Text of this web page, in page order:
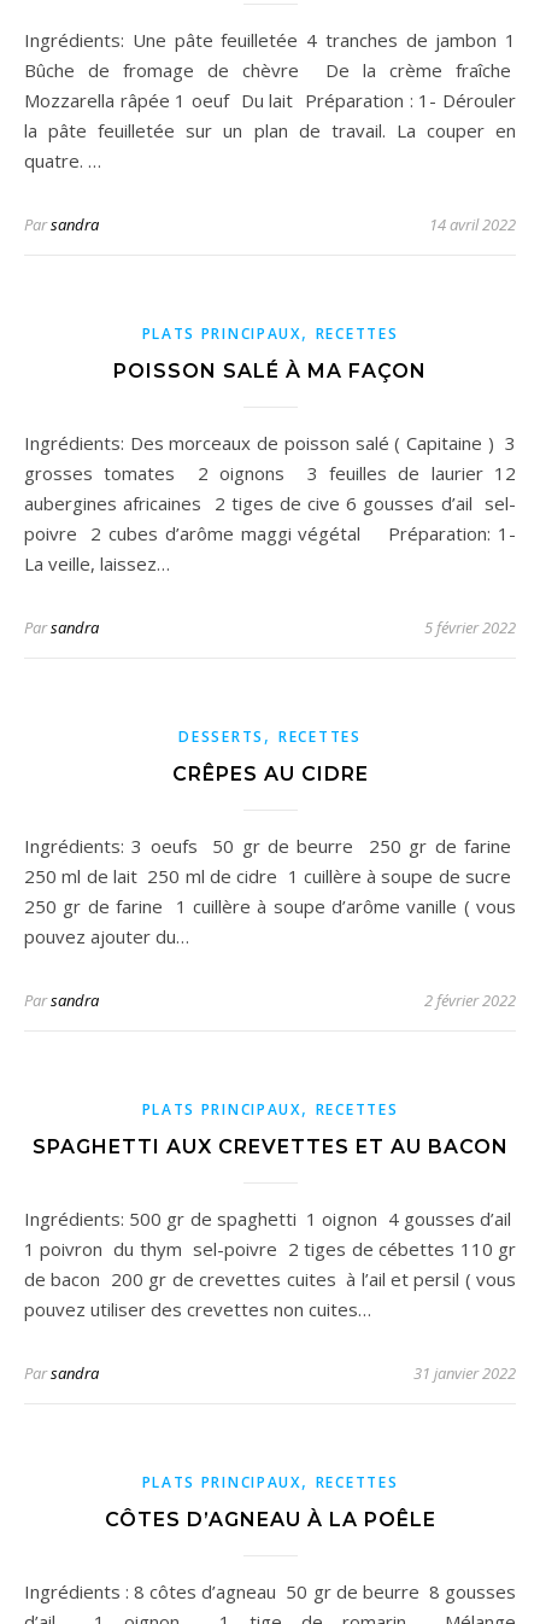
Ingrédients: Une pâte feuilletée 4 tranches de jambon 1
Bûche de fromage de chèvre De la crème fraîche
Mozzarella râpée 1 oeuf Du lait Préparation : 1- Dérouler
la pâte feuilletée sur un plan de travail. La couper en
quatre. …
Parsandra 14 avril 2022
PLATS PRINCIPAUX, RECETTES
POISSON SALÉ À MA FAÇON
Ingrédients: Des morceaux de poisson salé ( Capitaine ) 3
grosses tomates 2 oignons 3 feuilles de laurier 12
aubergines africaines 2 tiges de cive 6 gousses d’ail sel-
poivre 2 cubes d’arôme maggi végétal Préparation: 1-
La veille, laissez…
Parsandra 5 février 2022
DESSERTS , RECETTES
CRÊPES AU CIDRE
Ingrédients: 3 oeufs 50 gr de beurre 250 gr de farine
250 ml de lait 250 ml de cidre 1 cuillère à soupe de sucre
250 gr de farine 1 cuillère à soupe d’arôme vanille ( vous
pouvez ajouter du…
Parsandra 2 février 2022
PLATS PRINCIPAUX, RECETTES
SPAGHETTI AUX CREVETTES ET AU BACON
Ingrédients: 500 gr de spaghetti 1 oignon 4 gousses d’ail
1 poivron du thym sel-poivre 2 tiges de cébettes 110 gr
de bacon 200 gr de crevettes cuites à l’ail et persil ( vous
pouvez utiliser des crevettes non cuites…
Parsandra 31 janvier 2022
PLATS PRINCIPAUX, RECETTES
CÔTES D’AGNEAU À LA POÊLE
Ingrédients : 8 côtes d’agneau 50 gr de beurre 8 gousses